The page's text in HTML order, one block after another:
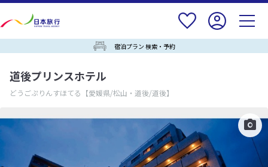
宿泊プラン 検索・予約
道後プリンスホテル
どうごぷりんすほてる 【愛媛県/松山・道後/道後】